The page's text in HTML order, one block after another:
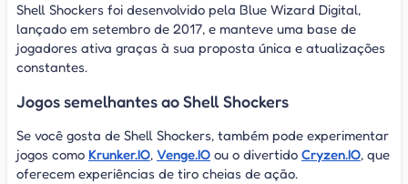
Shell Shockers foi desenvolvido pela Blue Wizard Digital,
lançado em setembro de 2017, e manteve uma base de
jogadores ativa graças à sua proposta única e atualizações
constantes.
Jogos semelhantes ao Shell Shockers
Se você gosta de Shell Shockers, também pode experimentar
jogos como Krunker.IO, Venge.IO ou o divertido Cryzen.IO, que
oferecem experiências de tiro cheias de ação.